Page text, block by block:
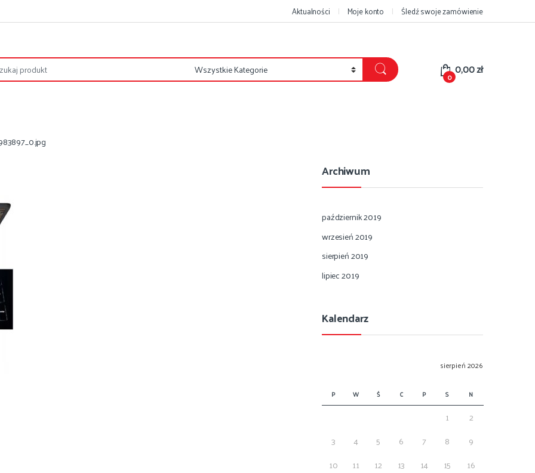
Aktualności Moje konto Śledź swoje zamówienie
0 0,00zł
Archiwum
październik 2019
wrzesień 2019
sierpień 2019
lipiec 2019
Kalendarz
sierpień 2026
P W Ś C P S N
1
2
3
4 5 6 7 8
9
10
11 12 13 14 15
16